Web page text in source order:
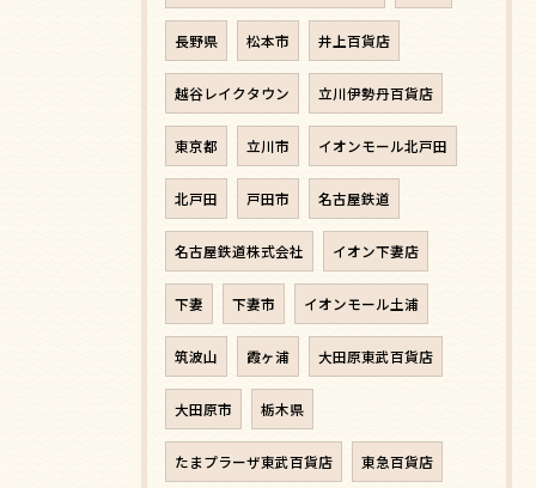
長野県 松本市 井上百貨店
越谷レイクタウン 立川伊勢丹百貨店
東京都 立川市 イオンモール北戸田
北戸田 戸田市 名古屋鉄道
名古屋鉄道株式会社 イオン下妻店
下妻 下妻市 イオンモール土浦
筑波山 霞ヶ浦 大田原東武百貨店
大田原市 栃木県
たまプラーザ東武百貨店 東急百貨店